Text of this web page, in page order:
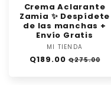
Crema Aclarante
Zamia ✨ Despídete
de las manchas +
Envío Gratis
Proveedor:
MI TIENDA
Precio
Q189.00 Precio
Q275.00